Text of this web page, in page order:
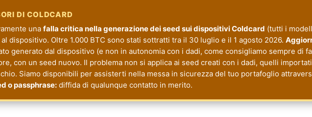
DI COLDCARD
una falla critica nella generazione dei seed sui dispositivi Coldcard (tutti i
dispositivo. Oltre 1.000 BTC sono stati sottratti tra il 30 luglio e il 1 agosto 2026.
generato dal dispositivo (e non in autonomia con i dadi, come consigliamo sempre di
con un seed nuovo. Il problema non si applica ai seed creati con i dadi, quelli
Siamo disponibili per assisterti nella messa in sicurezza del tuo portafoglio
o passphrase: diffida di qualunque contatto in merito.